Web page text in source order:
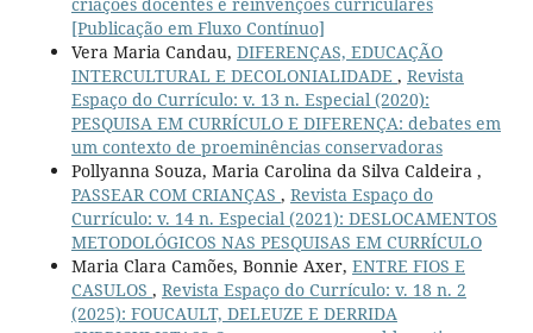
criações docentes e reinvenções curriculares
[Publicação em Fluxo Contínuo]
Vera Maria Candau, DIFERENÇAS, EDUCAÇÃO
INTERCULTURAL E DECOLONIALIDADE , Revista
Espaço do Currículo: v. 13 n. Especial (2020):
PESQUISA EM CURRÍCULO E DIFERENÇA: debates em
um contexto de proeminências conservadoras
Pollyanna Souza, Maria Carolina da Silva Caldeira ,
PASSEAR COM CRIANÇAS , Revista Espaço do
Currículo: v. 14 n. Especial (2021): DESLOCAMENTOS
METODOLÓGICOS NAS PESQUISAS EM CURRÍCULO
Maria Clara Camões, Bonnie Axer, ENTRE FIOS E
CASULOS , Revista Espaço do Currículo: v. 18 n. 2
(2025): FOUCAULT, DELEUZE E DERRIDA